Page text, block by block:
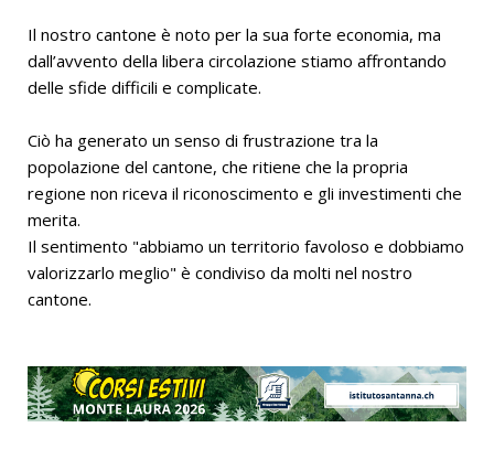
Il nostro cantone è noto per la sua forte economia, ma
dall’avvento della libera circolazione stiamo affrontando
delle sfide difficili e complicate.
Ciò ha generato un senso di frustrazione tra la
popolazione del cantone, che ritiene che la propria
regione non riceva il riconoscimento e gli investimenti che
merita.
Il sentimento "abbiamo un territorio favoloso e dobbiamo
valorizzarlo meglio" è condiviso da molti nel nostro
cantone.